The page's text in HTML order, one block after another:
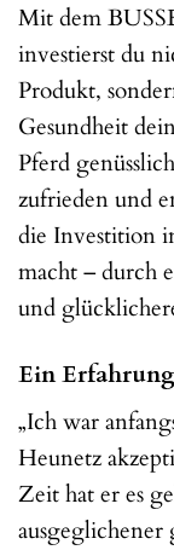
Mit dem
investierst du
Produkt,
Gesundheit
Pferd
zufrieden und
die Investition
macht – durch
und
Ein
„Ich war
Heunetz
Zeit hat er es
ausgeglichener